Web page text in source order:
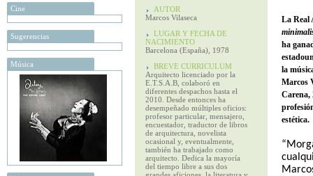
Cine
Sugerencias
Música
AUTOR
Marcos Vilaseca
LUGAR Y FECHA DE
NACIMIENTO
Barcelona (España), 1978
BREVE CURRICULUM
Arquitecto licenciado por la
E.T.S.A.B, colaboró en
diferentes despachos hasta el
2010. Desde entonces ha
desempeñado múltiples oficios:
profesor particular, mensajero,
encuestador, traductor de libros
de arquitectura, novelista
ocasional y, eventualmente,
también ha trabajado como
arquitecto. Dedica la mayoría
del tiempo libre a sus dos
La Real
ha
la
Marcos
Carena,
estética.